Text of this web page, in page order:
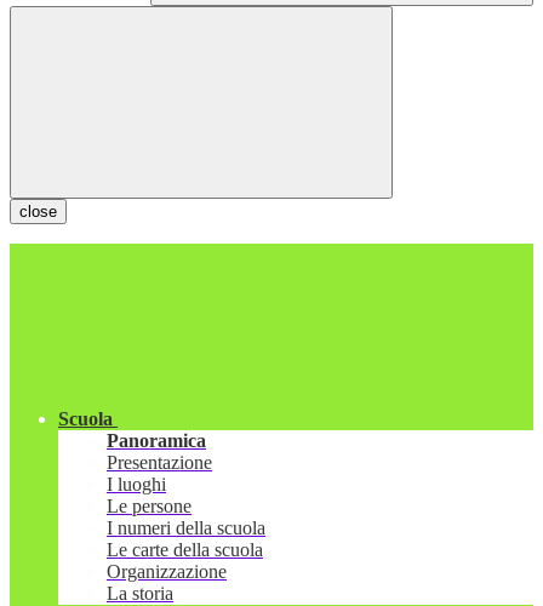
close
Scuola
Panoramica
Presentazione
I luoghi
Le persone
I numeri della scuola
Le carte della scuola
Organizzazione
La storia